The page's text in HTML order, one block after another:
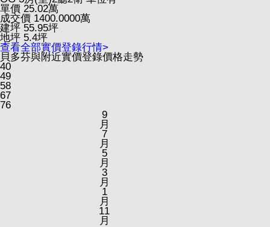
單價 25.02萬
成交價 1400.0000萬
建坪 55.95坪
地坪 5.4坪
查看全部實價登錄行情>
貝多芬與附近實價登錄價格走勢
40
49
58
67
76
9
月
7
月
5
月
3
月
1
月
11
月